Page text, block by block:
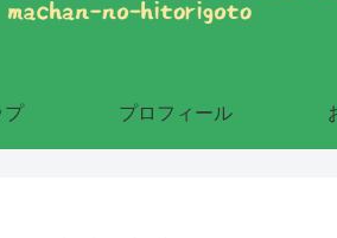
プ プロフィール